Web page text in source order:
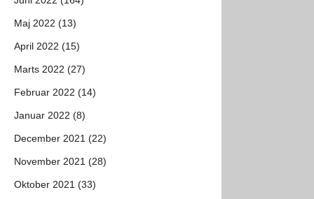
Maj 2022 (13)
April 2022 (15)
Marts 2022 (27)
Februar 2022 (14)
Januar 2022 (8)
December 2021 (22)
November 2021 (28)
Oktober 2021 (33)